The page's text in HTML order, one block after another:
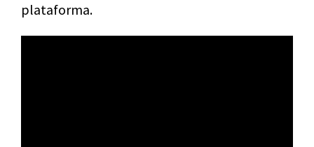
plataforma.